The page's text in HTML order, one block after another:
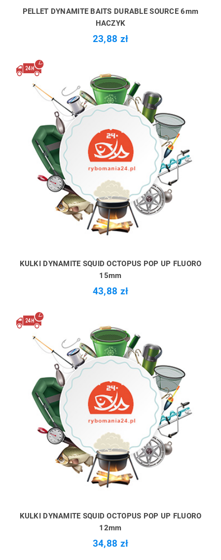
PELLET DYNAMITE BAITS DURABLE SOURCE 6mm
HACZYK
23,88 zł
KULKI DYNAMITE SQUID OCTOPUS POP UP FLUORO
15mm
43,88 zł
KULKI DYNAMITE SQUID OCTOPUS POP UP FLUORO
12mm
34,88 zł